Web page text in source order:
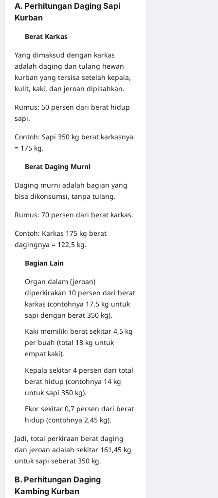
A. Perhitungan Daging Sapi
Kurban
Berat Karkas
Yang dimaksud dengan karkas
adalah daging dan tulang hewan
kurban yang tersisa setelah kepala,
kulit, kaki, dan jeroan dipisahkan.
Rumus: 50 persen dari berat hidup
sapi.
Contoh: Sapi 350 kg berat karkasnya
= 175 kg.
Berat Daging Murni
Daging murni adalah bagian yang
bisa dikonsumsi, tanpa tulang.
Rumus: 70 persen dari berat karkas.
Contoh: Karkas 175 kg berat
dagingnya = 122,5 kg.
Bagian Lain
Organ dalam (jeroan)
diperkirakan 10 persen dari berat
karkas (contohnya 17,5 kg untuk
sapi dengan berat 350 kg).
Kaki memiliki berat sekitar 4,5 kg
per buah (total 18 kg untuk
empat kaki).
Kepala sekitar 4 persen dari total
berat hidup (contohnya 14 kg
untuk sapi 350 kg).
Ekor sekitar 0,7 persen dari berat
hidup (contohnya 2,45 kg).
Jadi, total perkiraan berat daging
dan jeroan adalah sekitar 161,45 kg
untuk sapi seberat 350 kg.
B. Perhitungan Daging
Kambing Kurban